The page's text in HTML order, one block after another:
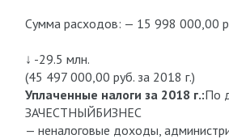
Сумма расходов: — 15 998 000,00
↓ -29.5 млн.
(45 497 000,00 руб. за 2018 г.)
Уплаченные налоги за 2018 г.:По
ЗАЧЕСТНЫЙБИЗНЕС
— неналоговые доходы,